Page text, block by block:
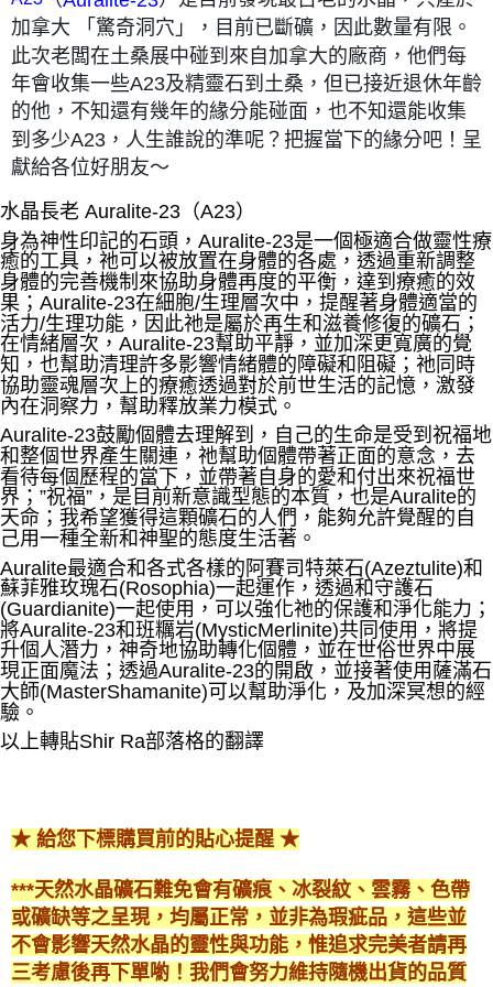
郵局幫你送（離島）
每筆NT$80，滿NT$3,000(含以上)免運費
付款後門市自取
免運費
加拿大 「驚奇洞穴」，目前已斷礦，因此數量有限。
此次老闆在土桑展中碰到來自加拿大的廠商，他們每
年會收集一些A23及精靈石到土桑，但已接近退休年齡
的他，不知還有幾年的緣分能碰面，也不知還能收集
到多少A23，人生誰說的準呢？把握當下的緣分吧！呈
獻給各位好朋友～
水晶長老 Auralite-23（A23）
身為神性印記的石頭，Auralite-23是一個極適合做靈性療
癒的工具，祂可以被放置在身體的各處，透過重新調整
身體的完善機制來協助身體再度的平衡，達到療癒的效
果；Auralite-23在細胞/生理層次中，提醒著身體適當的
活力/生理功能，因此祂是屬於再生和滋養修復的礦石；
在情緒層次，Auralite-23幫助平靜，並加深更寬廣的覺
知，也幫助清理許多影響情緒體的障礙和阻礙；祂同時
協助靈魂層次上的療癒透過對於前世生活的記憶，激發
內在洞察力，幫助釋放業力模式。
Auralite-23鼓勵個體去理解到，自己的生命是受到祝福地
和整個世界產生關連，祂幫助個體帶著正面的意念，去
看待每個歷程的當下，並帶著自身的愛和付出來祝福世
界；”祝福”，是目前新意識型態的本質，也是Auralite的
天命；我希望獲得這顆礦石的人們，能夠允許覺醒的自
己用一種全新和神聖的態度生活著。
Auralite最適合和各式各樣的阿賽司特萊石(Azeztulite)和
蘇菲雅玫瑰石(Rosophia)一起運作，透過和守護石
(Guardianite)一起使用，可以強化祂的保護和淨化能力；
將Auralite-23和班糲岩(MysticMerlinite)共同使用，將提
升個人潛力，神奇地協助轉化個體，並在世俗世界中展
現正面魔法；透過Auralite-23的開啟，並接著使用薩滿石
大師(MasterShamanite)可以幫助淨化，及加深冥想的經
驗。
以上轉貼Shir Ra部落格的翻譯
★ 給您下標購買前的貼心提醒 ★
***天然水晶礦石難免會有礦痕、冰裂紋、雲霧、色帶
或礦缺等之呈現，均屬正常，並非為瑕疵品，這些並
不會影響天然水晶的靈性與功能，惟追求完美者請再
三考慮後再下單喲！我們會努力維持隨機出貨的品質